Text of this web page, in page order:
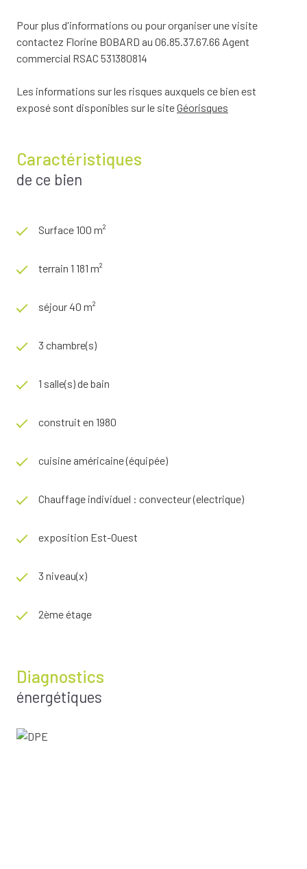
Pour plus d'informations ou pour organiser une visite
contactez Florine BOBARD au 06.85.37.67.66 Agent
commercial RSAC 531380814
Les informations sur les risques auxquels ce bien est
exposé sont disponibles sur le siteGéorisques
Caractéristiques
de ce bien
Surface 100 m²
terrain 1 181 m²
séjour 40 m²
3 chambre(s)
1 salle(s) de bain
construit en 1980
cuisine américaine (équipée)
Chauffage individuel : convecteur (electrique)
exposition Est-Ouest
3 niveau(x)
2ème étage
Diagnostics
énergétiques